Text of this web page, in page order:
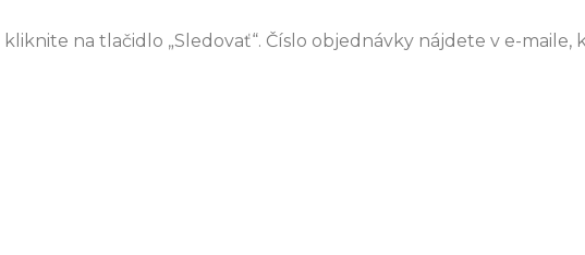
na tlačidlo „Sledovať“. Číslo objednávky nájdete v e-